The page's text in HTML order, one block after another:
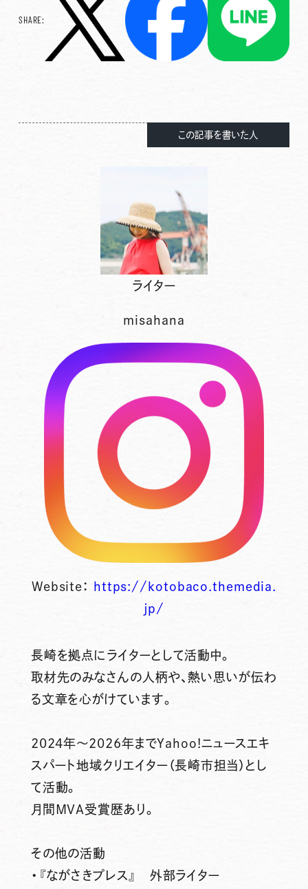
SHARE:
この記事を書いた人
ライター
misahana
Website：
https://kotobaco.themedia.
jp/
長崎を拠点にライターとして活動中。
取材先のみなさんの人柄や、熱い思いが伝わ
る文章を心がけています。
2024年～2026年までYahoo!ニュースエキ
スパート地域クリエイター（長崎市担当）とし
て活動。
月間MVA受賞歴あり。
その他の活動
・『ながさきプレス』 外部ライター